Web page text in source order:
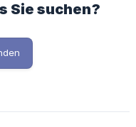
Sie suchen?